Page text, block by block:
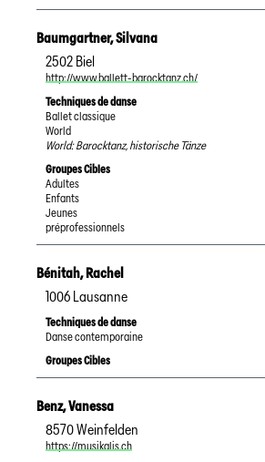
Baumgartner,Silvana
2502 Biel
http://www.ballett-barocktanz.ch/
Techniques de danse
Ballet classique
World
World: Barocktanz, historische Tänze
Groupes Cibles
Adultes
Enfants
Jeunes
préprofessionnels
Bénitah,Rachel
1006 Lausanne
Techniques de danse
Danse contemporaine
Groupes Cibles
Benz,Vanessa
8570Weinfelden
https://musikalis.ch